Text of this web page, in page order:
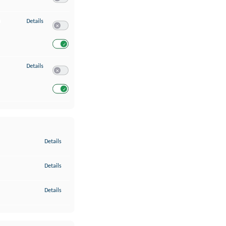
Details zu Analyse von Zielgruppen durch Statistiken oder Kombinationen von
Details zu Entwicklung und Verbesserung der Angebote
Details
Details
Details